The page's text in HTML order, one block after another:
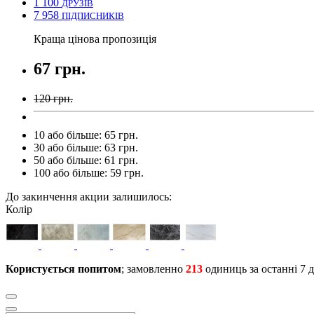
ДРУЗІВ
7 958 ПІДПИСНИКІВ
Краща цінова пропозиція
67 грн.
120 грн.
10 або більше: 65 грн.
30 або більше: 63 грн.
50 або більше: 61 грн.
100 або більше: 59 грн.
До закинчення акции залишилось:
Колір
Користується попитом; замовленно 213 одиниць за останні 7